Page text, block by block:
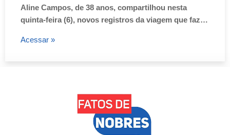
Aline Campos, de 38 anos, compartilhou nesta
quinta-feira (6), novos registros da viagem que faz…
Acessar »